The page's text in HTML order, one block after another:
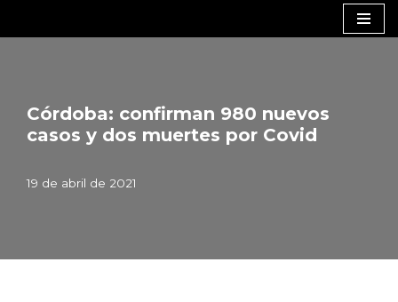
Córdoba: confirman 980 nuevos
casos y dos muertes por Covid
19 de abril de 2021